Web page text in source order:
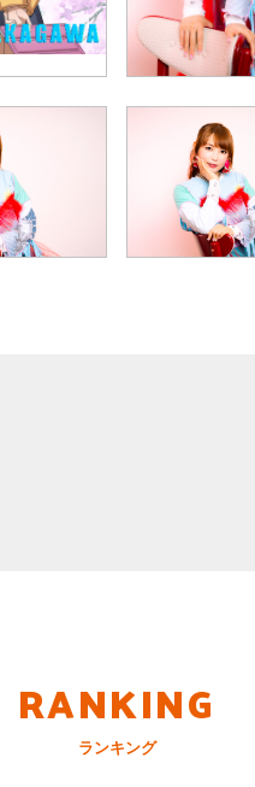
RANKING
ランキング